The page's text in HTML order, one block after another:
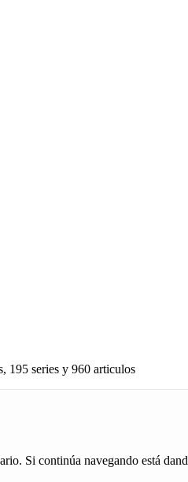
195 series y 960 articulos
Si continúa navegando está